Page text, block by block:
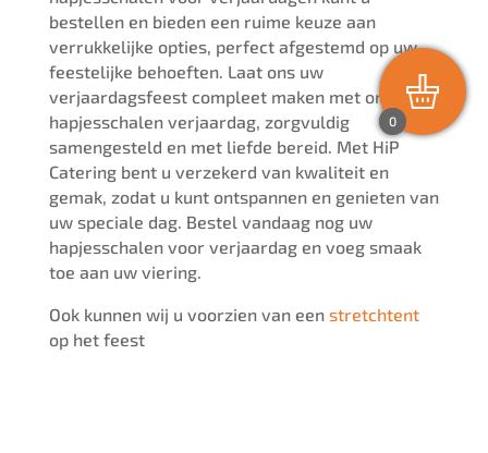
bestellen en bieden een ruime keuze aan
verrukkelijke opties, perfect afgestemd op uw
feestelijke behoeften. Laat ons uw
verjaardagsfeest compleet maken met onze
hapjesschalen verjaardag, zorgvuldig
samengesteld en met liefde bereid. Met HiP
Catering bent u verzekerd van kwaliteit en
gemak, zodat u kunt ontspannen en genieten van
uw speciale dag. Bestel vandaag nog uw
hapjesschalen voor verjaardag en voeg smaak
toe aan uw viering.
Ook kunnen wij u voorzien van een stretchtent
op het feest
0